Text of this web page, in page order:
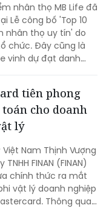
nhân thọ MB Life đã
Lễ công bố 'Top 10
nhân thọ uy tín' do
chức. Đây cũng là
vinh dự đạt danh
lên hàng đầu suốt
tiên phong
cho doanh
lý
Nam Thịnh Vượng
FINAN (FINAN)
chính thức ra mắt
vật lý doanh nghiệp
Thông qua